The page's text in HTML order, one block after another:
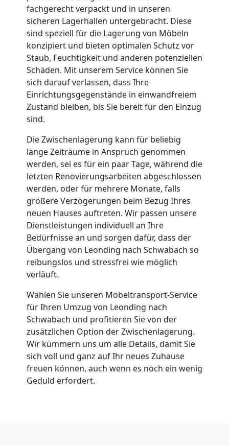
fachgerecht verpackt und in unseren
sicheren Lagerhallen untergebracht. Diese
sind speziell für die Lagerung von Möbeln
konzipiert und bieten optimalen Schutz vor
Staub, Feuchtigkeit und anderen potenziellen
Schäden. Mit unserem Service können Sie
sich darauf verlassen, dass Ihre
Einrichtungsgegenstände in einwandfreiem
Zustand bleiben, bis Sie bereit für den Einzug
sind.
Die Zwischenlagerung kann für beliebig
lange Zeiträume in Anspruch genommen
werden, sei es für ein paar Tage, während die
letzten Renovierungsarbeiten abgeschlossen
werden, oder für mehrere Monate, falls
größere Verzögerungen beim Bezug Ihres
neuen Hauses auftreten. Wir passen unsere
Dienstleistungen individuell an Ihre
Bedürfnisse an und sorgen dafür, dass der
Übergang von Leonding nach Schwabach so
reibungslos und stressfrei wie möglich
verläuft.
Wählen Sie unseren Möbeltransport-Service
für Ihren Umzug von Leonding nach
Schwabach und profitieren Sie von der
zusätzlichen Option der Zwischenlagerung.
Wir kümmern uns um alle Details, damit Sie
sich voll und ganz auf Ihr neues Zuhause
freuen können, auch wenn es noch ein wenig
Geduld erfordert.